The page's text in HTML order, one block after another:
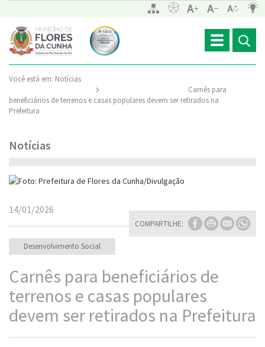
Toggle
navigation
Você está em: Notícias
Carnês para
beneficiários de terrenos e casas populares devem ser retirados na
Prefeitura
Notícias
COMPARTILHE:
14/01/2026
Desenvolvimento Social
Carnês para beneficiários de
terrenos e casas populares
devem ser retirados na Prefeitura